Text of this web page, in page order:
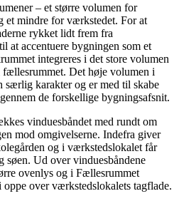
– et større volumen for
et mindre for værkstedet. For at
rykket lidt frem fra
at accentuere bygningen som et
integreres i det store volumen
fællesrummet. Det høje volumen i
karakter og er med til skabe
de forskellige bygningsafsnit.
vinduesbåndet med rundt om
mod omgivelserne. Indefra giver
og i værkstedslokalet får
søen. Ud over vinduesbåndene
ovenlys og i Fællesrummet
oppe over værkstedslokalets tagflade.